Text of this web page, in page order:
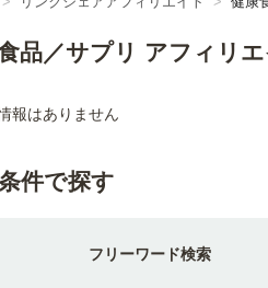
品／サプリ アフィリ
報はありません
件で探す
フリーワード検索